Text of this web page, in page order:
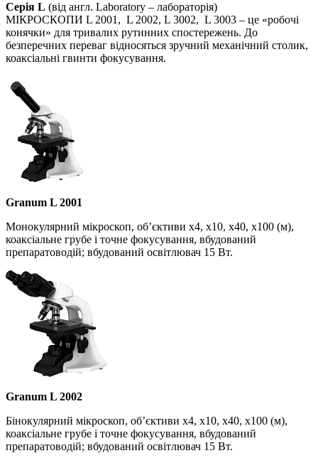
Серія L (від англ. Laboratory – лабораторія)
МІКРОСКОПИ L 2001, L 2002, L 3002, L 3003 – це «робочі
конячки» для тривалих рутинних спостережень. До
безперечних переваг відносяться зручний механічний столик,
коаксіальні гвинти фокусування.
Granum L 2001
Монокулярний мікроскоп, об’єктиви х4, х10, х40, х100 (м),
коаксіальне грубе і точне фокусування, вбудований
препаратоводій; вбудований освітлювач 15 Вт.
Granum L 2002
Бінокулярний мікроскоп, об’єктиви х4, х10, х40, х100 (м),
коаксіальне грубе і точне фокусування, вбудований
препаратоводій; вбудований освітлювач 15 Вт.